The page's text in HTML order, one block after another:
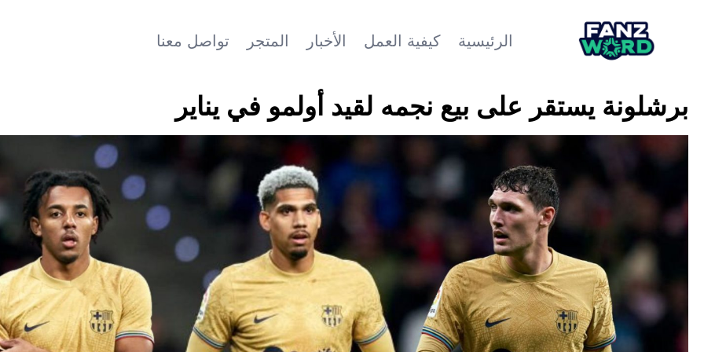
الرئيسية كيفية العمل الأخبار المتجر تواصل معنا
برشلونة يستقر على بيع نجمه لقيد أولمو في يناير